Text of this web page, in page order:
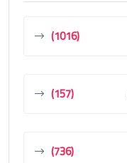
(1016)
(157)
(736)